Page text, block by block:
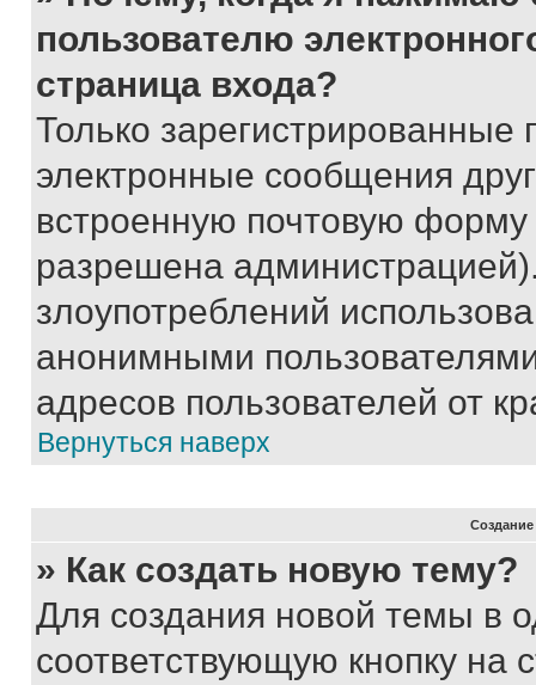
пользователю
страница входа?
Только зарегистрированные
электронные сообщения
встроенную почтовую
разрешена
злоупотреблений
анонимными
адресов пользователей от
Вернуться наверх
» Как создать новую тему?
Для создания новой темы в
соответствующую кнопку